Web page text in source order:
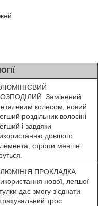
Замінений
колесом, новий
роздільник волосіні
і завдяки
довшого
стропи менше
ПРОКЛАДКА
нової, легшої
дає змогу з'єднати
трос